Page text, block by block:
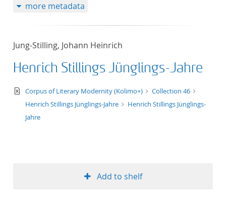
more metadata
Jung-Stilling, Johann Heinrich
Henrich Stillings Jünglings-Jahre
text/xml
Corpus of Literary Modernity (Kolimo+)
Collection 46
Henrich Stillings Jünglings-Jahre
Henrich Stillings Jünglings-
Jahre
Add to shelf